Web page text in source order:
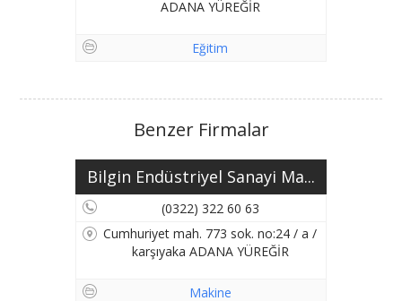
ADANA YÜREĞİR
Eğitim
Benzer Firmalar
Bilgin Endüstriyel Sanayi Ma...
(0322) 322 60 63
Cumhuriyet mah. 773 sok. no:24 / a /
karşıyaka ADANA YÜREĞİR
Makine